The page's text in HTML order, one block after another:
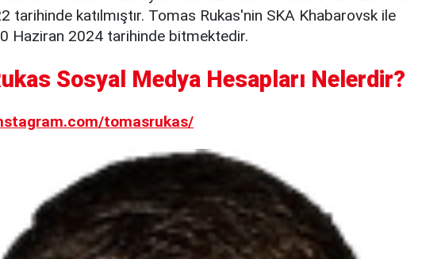
tarihinde katılmıştır. Tomas Rukas'nin SKA Khabarovsk ile
Haziran 2024 tarihinde bitmektedir.
Sosyal Medya Hesapları Nelerdir?
tomasrukas/